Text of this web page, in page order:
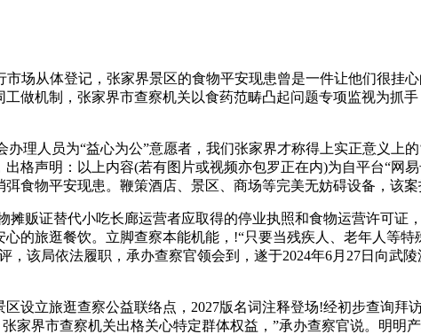
场从体登记，张家界景区的食物平安现患曾是一件让他们很挂
做机制，张家界市查察机关以食药范畴凸起问题专项监视为抓
人员为“益心为公”意愿者，我们张家界才称得上实正意义上的
格声明：以上内容(若有图片或视频亦包罗正在内)为自平台“网
食物平安现患。鞭策酒店、景区、商场等完美无妨碍设备，该案
证替代小吃长廊运营者应取得的停业执照和食物运营许可证
的旅逛餐饮。立脚查察本能机能，!“只要当残疾人、老年人等
该局依法履职，承办查察官领会到，遂于2024年6月27日向武
立旅逛查察公益联络点，2027版名词注释登场!经初步查询拜
家界市查察机关出格关心特定群体权益，”承办查察官说。明明